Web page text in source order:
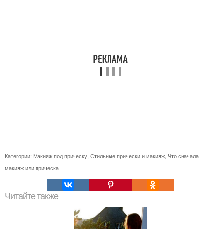
Категории: Макияж под прическу, Стильные прически и макияж, Что сначала
макияж или прическа
Читайте также